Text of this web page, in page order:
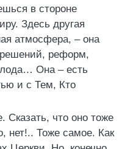
в стороне
Здесь другая
атмосфера, – она
решений, реформ,
Она – есть
и с Тем, Кто
Сказать, что оно тоже
нет!.. Тоже самое. Как